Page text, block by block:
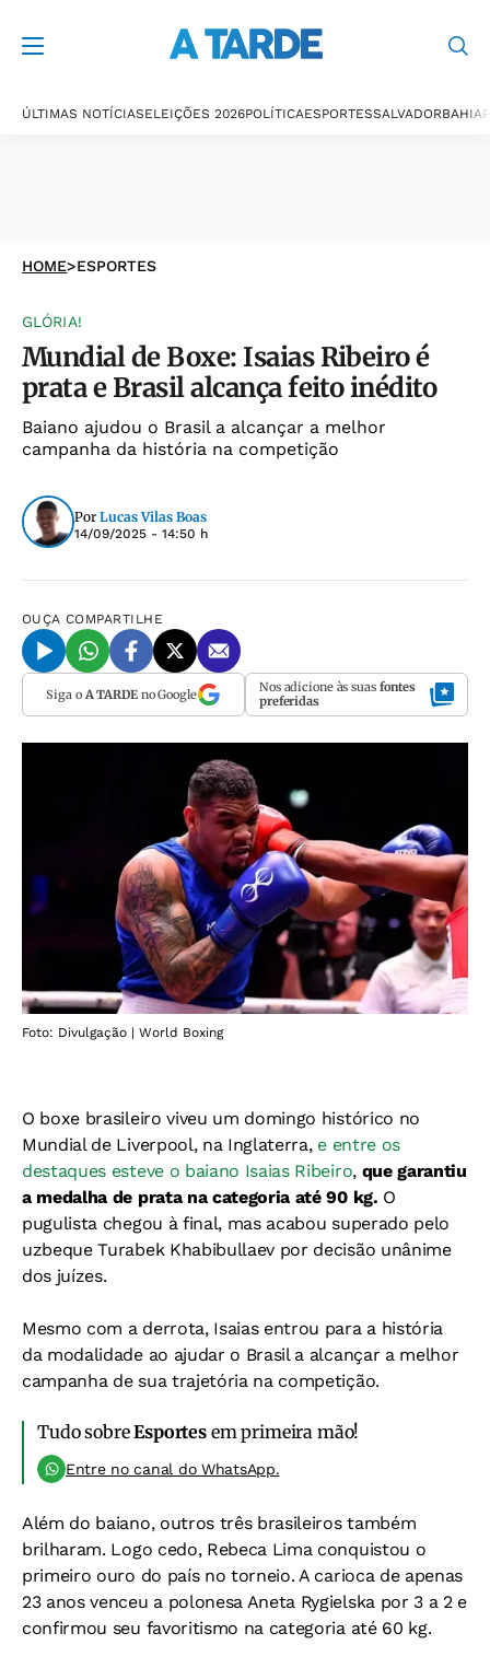
ÚLTIMAS NOTÍCIASELEIÇÕES 2026POLÍTICAESPORTESSALVADORBAHIA
HOME>ESPORTES
GLÓRIA!
Mundial de Boxe: Isaias Ribeiro é
prata e Brasil alcança feito inédito
Baiano ajudou o Brasil a alcançar a melhor
campanha da história na competição
Por Lucas Vilas Boas
14/09/2025 - 14:50 h
OUÇA COMPARTILHE
Siga o A TARDEno Google Nos adicione às suas fontes
preferidas
Foto: Divulgação | World Boxing
O boxe brasileiro viveu um domingo histórico no
Mundial de Liverpool, na Inglaterra, e entre os
destaques esteve o baiano Isaias Ribeiro, que garantiu
a medalha de prata na categoria até 90 kg. O
pugulista chegou à final, mas acabou superado pelo
uzbeque Turabek Khabibullaev por decisão unânime
dos juízes.
Mesmo com a derrota, Isaias entrou para a história
da modalidade ao ajudar o Brasil a alcançar a melhor
campanha de sua trajetória na competição.
Tudo sobreEsportesem primeira mão!
Entre no canal do WhatsApp.
Além do baiano, outros três brasileiros também
brilharam. Logo cedo, Rebeca Lima conquistou o
primeiro ouro do país no torneio. A carioca de apenas
23 anos venceu a polonesa Aneta Rygielska por 3 a 2 e
confirmou seu favoritismo na categoria até 60 kg.